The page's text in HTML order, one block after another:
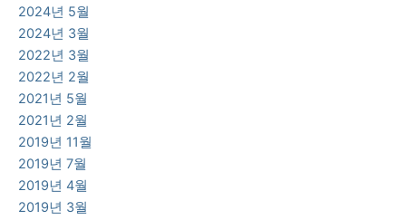
2024년 5월
2024년 3월
2022년 3월
2022년 2월
2021년 5월
2021년 2월
2019년 11월
2019년 7월
2019년 4월
2019년 3월